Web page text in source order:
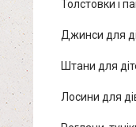
Толстовки і
Джинси для
Штани для
Лосини для